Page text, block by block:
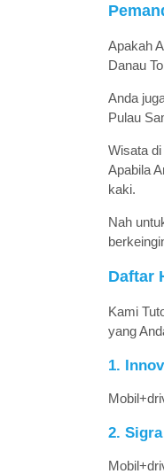
Apakah
Danau
Anda
Pulau
Wisata
Apabila
kaki.
Nah
Daftar
Kami
yang
1.
2.